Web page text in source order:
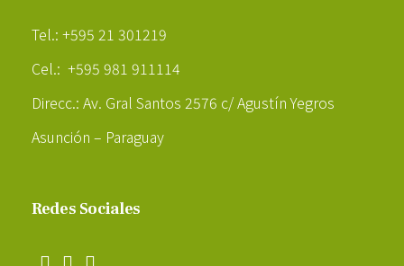
Tel.: +595 21 301219
Cel.: +595 981 911114
Direcc.: Av. Gral Santos 2576 c/ Agustín Yegros
Asunción – Paraguay
Redes Sociales